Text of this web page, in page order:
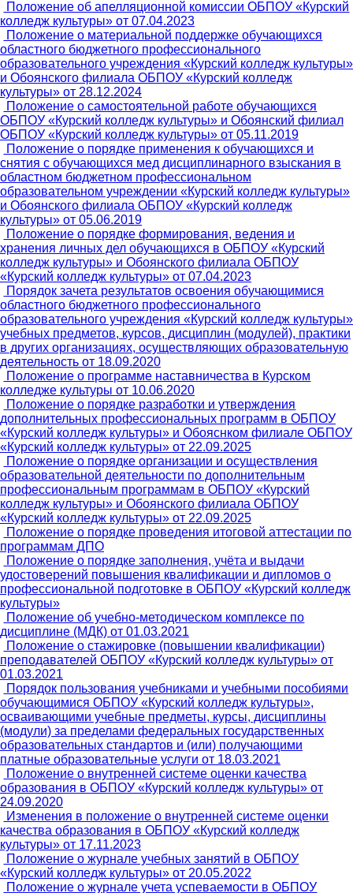
Положение об апелляционной комиссии ОБПОУ «Курский
колледж культуры» от 07.04.2023
Положение о материальной поддержке обучающихся
областного бюджетного профессионального
образовательного учреждения «Курский колледж культуры»
и Обоянского филиала ОБПОУ «Курский колледж
культуры» от 28.12.2024
Положение о самостоятельной работе обучающихся
ОБПОУ «Курский колледж культуры» и Обоянский филиал
ОБПОУ «Курский колледж культуры» от 05.11.2019
Положение о порядке применения к обучающихся и
снятия с обучающихся мед дисциплинарного взыскания в
областном бюджетном профессиональном
образовательном учреждении «Курский колледж культуры»
и Обоянского филиала ОБПОУ «Курский колледж
культуры» от 05.06.2019
Положение о порядке формирования, ведения и
хранения личных дел обучающихся в ОБПОУ «Курский
колледж культуры» и Обоянского филиала ОБПОУ
«Курский колледж культуры» от 07.04.2023
Порядок зачета результатов освоения обучающимися
областного бюджетного профессионального
образовательного учреждения «Курский колледж культуры»
учебных предметов, курсов, дисциплин (модулей), практики
в других организациях, осуществляющих образовательную
деятельность от 18.09.2020
Положение о программе наставничества в Курском
колледже культуры от 10.06.2020
Положение о порядке разработки и утверждения
дополнительных профессиональных программ в ОБПОУ
«Курский колледж культуры» и Обояснком филиале ОБПОУ
«Курский колледж культуры» от 22.09.2025
Положение о порядке организации и осуществления
образовательной деятельности по дополнительным
профессиональным программам в ОБПОУ «Курский
колледж культуры» и Обоянского филиала ОБПОУ
«Курский колледж культуры» от 22.09.2025
Положение о порядке проведения итоговой аттестации по
программам ДПО
Положение о порядке заполнения, учёта и выдачи
удостоверений повышения квалификации и дипломов о
профессиональной подготовке в ОБПОУ «Курский колледж
культуры»
Положение об учебно-методическом комплексе по
дисциплине (МДК) от 01.03.2021
Положение о стажировке (повышении квалификации)
преподавателей ОБПОУ «Курский колледж культуры» от
01.03.2021
Порядок пользования учебниками и учебными пособиями
обучающимися ОБПОУ «Курский колледж культуры»,
осваивающими учебные предметы, курсы, дисциплины
(модули) за пределами федеральных государственных
образовательных стандартов и (или) получающими
платные образовательные услуги от 18.03.2021
Положение о внутренней системе оценки качества
образования в ОБПОУ «Курский колледж культуры» от
24.09.2020
Изменения в положение о внутренней системе оценки
качества образования в ОБПОУ «Курский колледж
культуры» от 17.11.2023
Положение о журнале учебных занятий в ОБПОУ
«Курский колледж культуры» от 20.05.2022
Положение о журнале учета успеваемости в ОБПОУ